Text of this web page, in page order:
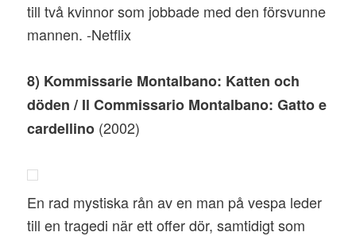
till två kvinnor som jobbade med den försvunne
mannen. -Netflix
8) Kommissarie Montalbano: Katten och
döden / Il Commissario Montalbano: Gatto e
cardellino (2002)
En rad mystiska rån av en man på vespa leder
till en tragedi när ett offer dör, samtidigt som